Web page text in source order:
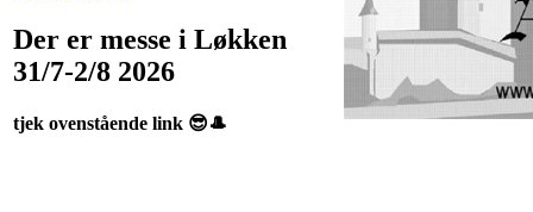
Der er messe i Løkken
31/7-2/8 2026
tjek ovenstående link 😎🎩